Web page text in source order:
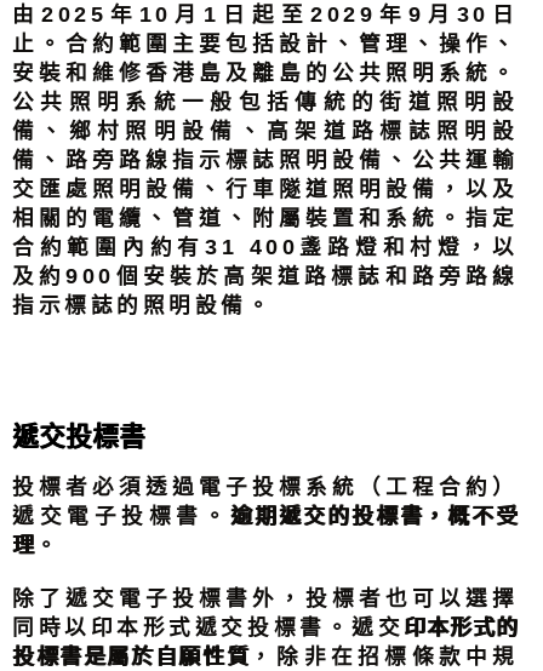
由2025年10月1日起至2029年9月30日
止。合約範圍主要包括設計、管理、操作、
安裝和維修香港島及離島的公共照明系統。
公共照明系統一般包括傳統的街道照明設
備、鄉村照明設備、高架道路標誌照明設
備、路旁路線指示標誌照明設備、公共運輸
交匯處照明設備、行車隧道照明設備，以及
相關的電纜、管道、附屬裝置和系統。指定
合約範圍內約有31 400盞路燈和村燈，以
及約900個安裝於高架道路標誌和路旁路線
指示標誌的照明設備。
遞交投標書
投標者必須透過電子投標系統（工程合約）
遞交電子投標書。逾期遞交的投標書，概不受
理。
除了遞交電子投標書外，投標者也可以選擇
同時以印本形式遞交投標書。遞交 印本形式的
投標書是屬於自願性質 ，除非在招標條款中規